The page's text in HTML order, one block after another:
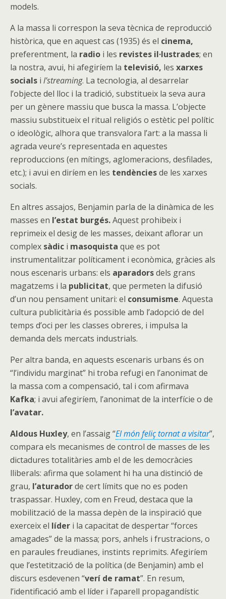
models.
A la massa li correspon la seva tècnica de reproducció
històrica, que en aquest cas (1935) és el cinema,
preferentment, la radio i les revistes il·lustrades; en
la nostra, avui, hi afegiríem la televisió, les xarxes
socials i l’streaming. La tecnologia, al desarrelar
l’objecte del lloc i la tradició, substitueix la seva aura
per un gènere massiu que busca la massa. L’objecte
massiu substitueix el ritual religiós o estètic pel polític
o ideològic, alhora que transvalora l’art: a la massa li
agrada veure’s representada en aquestes
reproduccions (en mítings, aglomeracions, desfilades,
etc.); i avui en diríem en les tendènciesde les xarxes
socials.
En altres assajos, Benjamin parla de la dinàmica de les
masses en l’estat burgés.Aquest prohibeix i
reprimeix el desig de les masses, deixant aflorar un
complex sàdic i masoquista que es pot
instrumentalitzar políticament i econòmica, gràcies als
nous escenaris urbans: els aparadorsdels grans
magatzems i la publicitat, que permeten la difusió
d’un nou pensament unitari: el consumisme. Aquesta
cultura publicitària és possible amb l’adopció de del
temps d’oci per les classes obreres, i impulsa la
demanda dels mercats industrials.
Per altra banda, en aquests escenaris urbans és on
“l’individu marginat” hi troba refugi en l’anonimat de
la massa com a compensació, tal i com afirmava
Kafka; i avui afegiríem, l’anonimat de la interfície o de
l’avatar.
Aldous Huxley, en l’assaig “El món feliç tornat a visitar”,
compara els mecanismes de control de masses de les
dictadures totalitàries amb el de les democràcies
lliberals: afirma que solament hi ha una distinció de
grau, l’aturadorde cert límits que no es poden
traspassar. Huxley, com en Freud, destaca que la
mobilització de la massa depèn de la inspiració que
exerceix el líder i la capacitat de despertar “forces
amagades” de la massa; pors, anhels i frustracions, o
en paraules freudianes, instints reprimits. Afegiríem
que l’estetització de la política (de Benjamin) amb el
discurs esdevenen “verí de ramat”. En resum,
l’identificació amb el líder i l’aparell propagandístic